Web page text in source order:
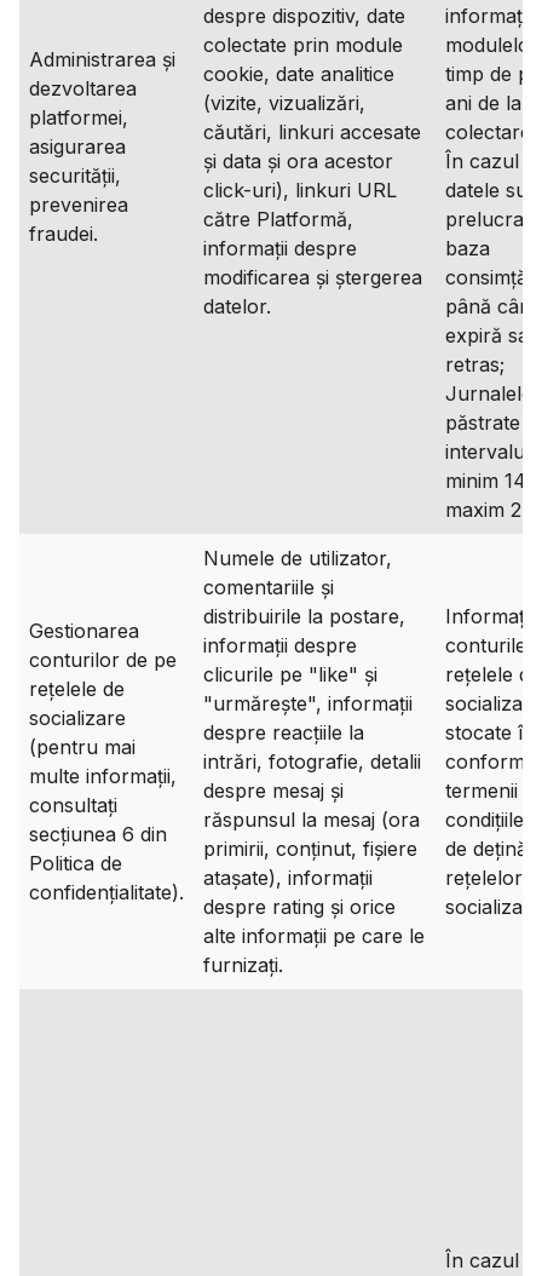
Administrarea și
dezvoltarea
platformei,
asigurarea
securității,
prevenirea
fraudei.
despre dispozitiv, date
colectate prin module
cookie, date analitice
(vizite, vizualizări,
căutări, linkuri accesate
și data și ora acestor
click-uri), linkuri URL
către Platformă,
informații despre
modificarea și ștergerea
datelor.
timp de
ani de la
colectare;
În cazul
datele
baza
până
expiră
retras;
Jurnalele
păstrate în
intervalul
minim 14
maxim 2
Gestionarea
conturilor de pe
rețelele de
socializare
(pentru mai
multe informații,
consultați
secțiunea 6 din
Politica de
confidențialitate).
Numele de utilizator,
comentariile și
distribuirile la postare,
informații despre
clicurile pe "like" și
"urmărește", informații
despre reacțiile la
intrări, fotografie, detalii
despre mesaj și
răspunsul la mesaj (ora
primirii, conținut, fișiere
atașate), informații
despre rating și orice
alte informații pe care le
furnizați.
conturile
rețelele de
stocate în
termenii și
condițiile
de
rețelelor
În cazul